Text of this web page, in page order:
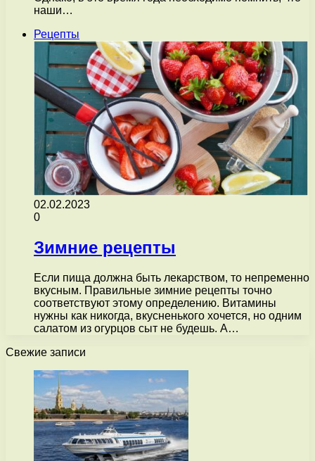
наши…
Рецепты
02.02.2023
0
Зимние рецепты
Если пища должна быть лекарством, то непременно
вкусным. Правильные зимние рецепты точно
соответствуют этому определению. Витамины
нужны как никогда, вкусненького хочется, но одним
салатом из огурцов сыт не будешь. А…
Свежие записи